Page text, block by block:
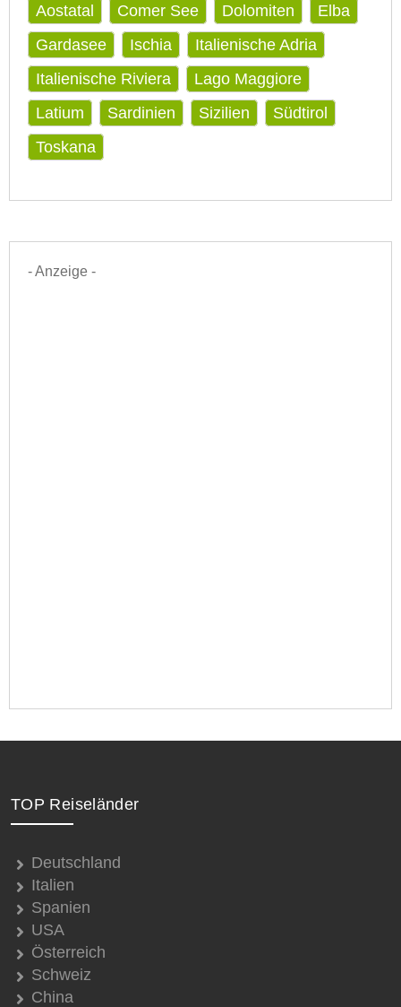
Aostatal Comer See Dolomiten
Elba
Gardasee
Ischia
Italienische Adria
Italienische Riviera
Lago Maggiore
Latium
Sardinien Sizilien
Südtirol
Toskana
- Anzeige -
TOP Reiseländer
Deutschland
Italien
Spanien
USA
Österreich
Schweiz
China